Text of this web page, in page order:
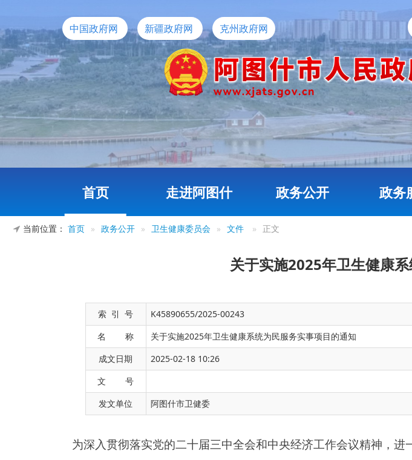
中国政府网 新疆政府网 克州政府网
首页 走进阿图什 政务公开 政务
当前位置： 首页 » 政务公开 » 卫生健康委员会 » 文件 » 正文
关于实施2025年卫生健康
索 引 号 K45890655/2025-00243
名 称
关于实施2025年卫生健康系统为民服务实事项目的通知
成文日期
2025-02-18 10:26
文 号
发文单位
阿图什市卫健委
为深入贯彻落实党的二十届三中全会和中央经济工作会议精神，进一步改进和提
国家卫生健康委决定2025年在全国卫生健康系统组织实施一批为民服务实事项目。现将
一、总体要求
关注的健康问题作为工作方向，把为群众提供公平可及高效的卫生健康服务作为重要